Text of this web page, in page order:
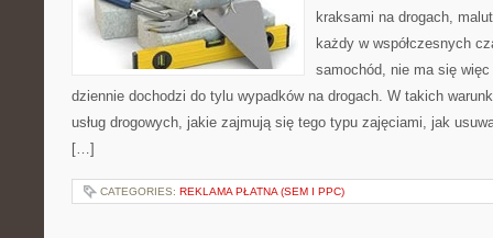
kraksami na drogach,
każdy w współczesnych
samochód, nie ma się
dziennie dochodzi do tylu wypadków na drogach. W takich
usług drogowych, jakie zajmują się tego typu zajęciami, jak
[…]
CATEGORIES: REKLAMA PŁATNA (SEM I PPC)